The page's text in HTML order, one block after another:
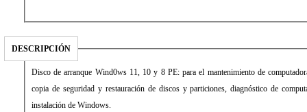
DESCRIPCIÓN
Disco de arranque Wind0ws 11, 10 y 8 PE: para el mantenimiento de
copia de seguridad y restauración de discos y particiones, diagnóstico de
instalación de Windows.